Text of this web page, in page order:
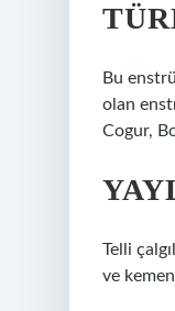
Bu
olan
Cogur,
Telli
ve